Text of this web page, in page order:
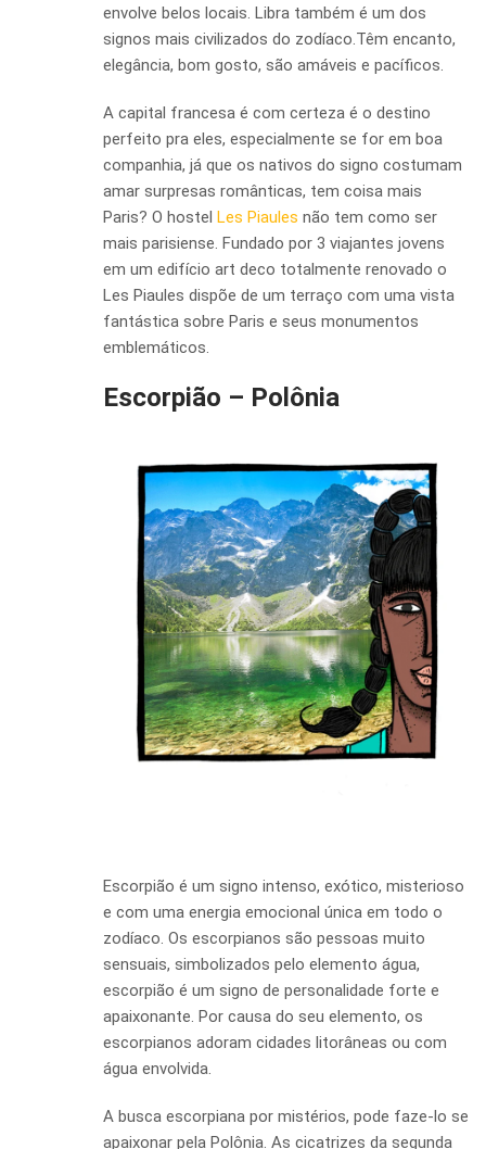
envolve belos locais. Libra também é um dos
signos mais civilizados do zodíaco.Têm encanto,
elegância, bom gosto, são amáveis e pacíficos.
A capital francesa é com certeza é o destino
perfeito pra eles, especialmente se for em boa
companhia, já que os nativos do signo costumam
amar surpresas românticas, tem coisa mais
Paris? O hostel Les Piaules não tem como ser
mais parisiense. Fundado por 3 viajantes jovens
em um edifício art deco totalmente renovado o
Les Piaules dispõe de um terraço com uma vista
fantástica sobre Paris e seus monumentos
emblemáticos.
Escorpião – Polônia
Escorpião é um signo intenso, exótico, misterioso
e com uma energia emocional única em todo o
zodíaco. Os escorpianos são pessoas muito
sensuais, simbolizados pelo elemento água,
escorpião é um signo de personalidade forte e
apaixonante. Por causa do seu elemento, os
escorpianos adoram cidades litorâneas ou com
água envolvida.
A busca escorpiana por mistérios, pode faze-lo se
apaixonar pela Polônia. As cicatrizes da segunda